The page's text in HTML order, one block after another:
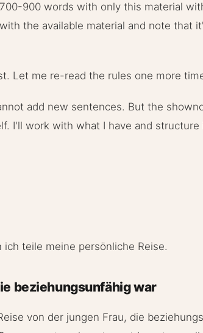
900 words with only this material
the available material and note that
Let me re-read the rules one more
add new sentences. But the
I'll work with what I have and
teile meine persönliche Reise.
beziehungsunfähig war
von der jungen Frau, die